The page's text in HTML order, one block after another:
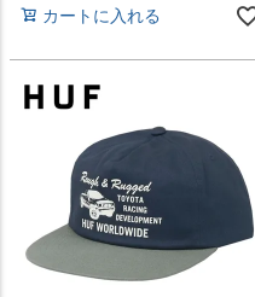
カートに入れる